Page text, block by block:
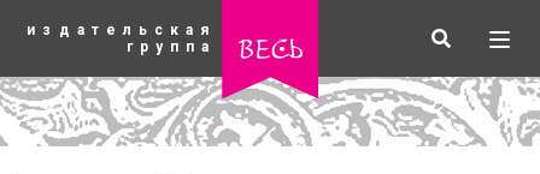
основному
издательская
группа
весь Искать